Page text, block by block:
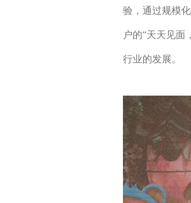
验，通过规模
户的“天天见面
行业的发展。